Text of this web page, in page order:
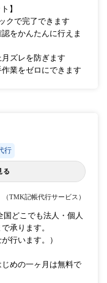
】
クで完了できます
をかんたんに行えま
ズレを防ぎます
業をゼロにできます
行
る
（TMK記帳代行サービス）
どこでも法人・個人
承ります。
行います。）
めの一ヶ月は無料で